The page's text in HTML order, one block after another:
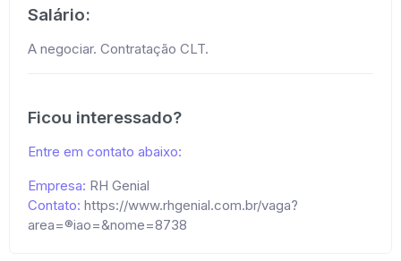
Salário:
A negociar. Contratação CLT.
Ficou interessado?
Entre em contato abaixo:
Empresa: RH Genial
Contato: https://www.rhgenial.com.br/vaga?
area=®iao=&nome=8738